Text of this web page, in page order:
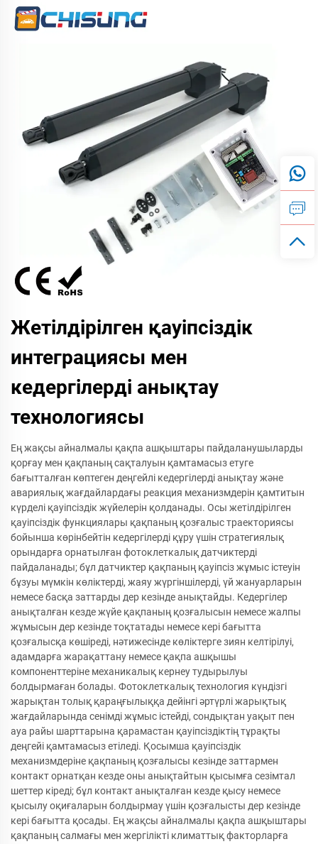
Жетілдірілген қауіпсіздік
интеграциясы мен
кедергілерді анықтау
технологиясы
Ең жақсы айналмалы қақпа ашқыштары пайдаланушыларды
қорғау мен қақпаның сақталуын қамтамасыз етуге
бағытталған көптеген деңгейлі кедергілерді анықтау және
авариялық жағдайлардағы реакция механизмдерін қамтитын
күрделі қауіпсіздік жүйелерін қолданады. Осы жетілдірілген
қауіпсіздік функциялары қақпаның қозғалыс траекториясы
бойынша көрінбейтін кедергілерді құру үшін стратегиялық
орындарға орнатылған фотоклеткалық датчиктерді
пайдаланады; бұл датчиктер қақпаның қауіпсіз жұмыс істеуін
бұзуы мүмкін көліктерді, жаяу жүргіншілерді, үй жануарларын
немесе басқа заттарды дер кезінде анықтайды. Кедергілер
анықталған кезде жүйе қақпаның қозғалысын немесе жалпы
жұмысын дер кезінде тоқтатады немесе кері бағытта
қозғалысқа көшіреді, нәтижесінде көліктерге зиян келтірілуі,
адамдарға жарақаттану немесе қақпа ашқышы
компоненттеріне механикалық кернеу тудырылуы
болдырмаған болады. Фотоклеткалық технология күндізгі
жарықтан толық қараңғылыққа дейінгі әртүрлі жарықтық
жағдайларында сенімді жұмыс істейді, сондықтан уақыт пен
ауа райы шарттарына қарамастан қауіпсіздіктің тұрақты
деңгейі қамтамасыз етіледі. Қосымша қауіпсіздік
механизмдеріне қақпаның қозғалысы кезінде заттармен
контакт орнатқан кезде оны анықтайтын қысымға сезімтал
шеттер кіреді; бұл контакт анықталған кезде қысу немесе
қысылу оқиғаларын болдырмау үшін қозғалысты дер кезінде
кері бағытта қосады. Ең жақсы айналмалы қақпа ашқыштары
қақпаның салмағы мен жергілікті климаттық факторларға